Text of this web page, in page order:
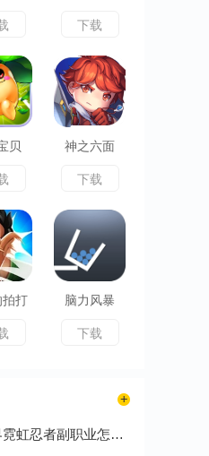
下载
贝 神之六面
下载
拍打 脑力风暴
下载
宝藏世界霓虹忍者副职业怎么选